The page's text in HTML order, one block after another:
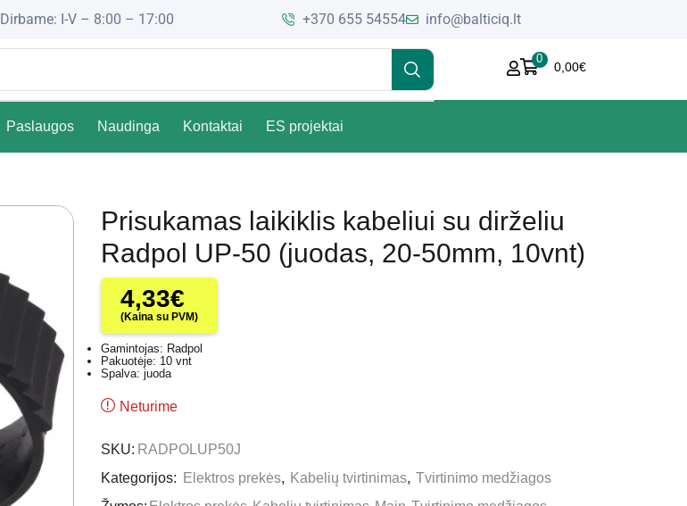
Dirbame: I-V – 8:00 – 17:00 +370 655 54554 info@balticiq.lt
0
0,00€
Paslaugos Naudinga Kontaktai ES projektai
Prisukamas laikiklis kabeliui su dirželiu
Radpol UP-50 (juodas, 20-50mm, 10vnt)
4,33€
(Kaina su PVM)
Gamintojas: Radpol
Pakuotėje: 10 vnt
Spalva: juoda
Neturime
SKU: RADPOLUP50J
Kategorijos:
Elektros prekės, Kabelių tvirtinimas, Tvirtinimo medžiagos